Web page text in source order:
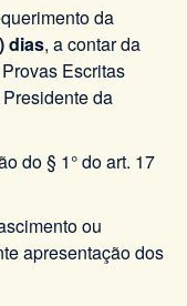
da
dias, a contar da
Escritas
da
do § 1° do art. 17
ou
apresentação dos